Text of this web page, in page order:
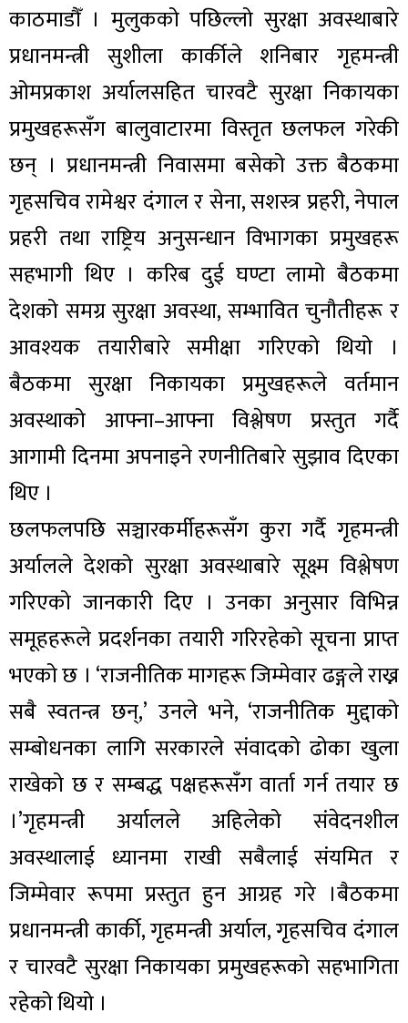
काठमाडौँ । मुलुकको पछिल्लो सुरक्षा अवस्थाबारे
प्रधानमन्त्री सुशीला कार्कीले शनिबार गृहमन्त्री
ओमप्रकाश अर्यालसहित चारवटै सुरक्षा निकायका
प्रमुखहरूसँग बालुवाटारमा विस्तृत छलफल गरेकी
छन् । प्रधानमन्त्री निवासमा बसेको उक्त बैठकमा
गृहसचिव रामेश्वर दंगाल र सेना, सशस्त्र प्रहरी, नेपाल
प्रहरी तथा राष्ट्रिय अनुसन्धान विभागका प्रमुखहरू
सहभागी थिए । करिब दुई घण्टा लामो बैठकमा
देशको समग्र सुरक्षा अवस्था, सम्भावित चुनौतीहरू र
आवश्यक तयारीबारे समीक्षा गरिएको थियो ।
बैठकमा सुरक्षा निकायका प्रमुखहरूले वर्तमान
अवस्थाको आफ्ना–आफ्ना विश्लेषण प्रस्तुत गर्दै
आगामी दिनमा अपनाइने रणनीतिबारे सुझाव दिएका
थिए ।
छलफलपछि सञ्चारकर्मीहरूसँग कुरा गर्दै गृहमन्त्री
अर्यालले देशको सुरक्षा अवस्थाबारे सूक्ष्म विश्लेषण
गरिएको जानकारी दिए । उनका अनुसार विभिन्न
समूहहरूले प्रदर्शनका तयारी गरिरहेको सूचना प्राप्त
भएको छ । ‘राजनीतिक मागहरू जिम्मेवार ढङ्गले राख्न
सबै स्वतन्त्र छन्,’ उनले भने, ‘राजनीतिक मुद्दाको
सम्बोधनका लागि सरकारले संवादको ढोका खुला
राखेको छ र सम्बद्ध पक्षहरूसँग वार्ता गर्न तयार छ
।’गृहमन्त्री अर्यालले अहिलेको संवेदनशील
अवस्थालाई ध्यानमा राखी सबैलाई संयमित र
जिम्मेवार रूपमा प्रस्तुत हुन आग्रह गरे ।बैठकमा
प्रधानमन्त्री कार्की, गृहमन्त्री अर्याल, गृहसचिव दंगाल
र चारवटै सुरक्षा निकायका प्रमुखहरूको सहभागिता
रहेको थियो ।